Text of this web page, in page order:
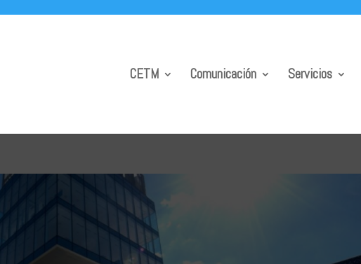
CETM Comunicación Servicios